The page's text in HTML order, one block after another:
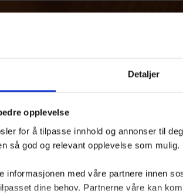
Detaljer
opplevelse
for å tilpasse innhold og annonser til
så god og relevant opplevelse som mulig.
informasjonen med våre partnere innen
dine behov. Partnerne våre kan